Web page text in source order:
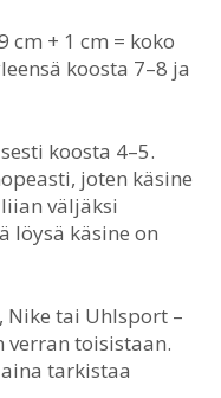
cm + 1 cm = koko
koosta 7–8 ja
koosta 4–5.
joten käsine
väljäksi
löysä käsine on
, Nike tai Uhlsport –
toisistaan.
tarkistaa